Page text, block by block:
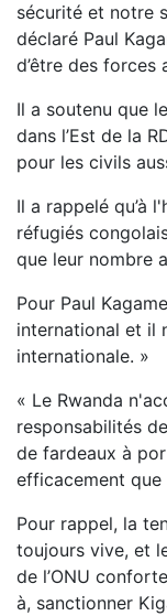
sécurité et notre
déclaré Paul
d’être des forces
Il a soutenu que
dans l’Est de la
pour les civils
Il a rappelé qu’à
réfugiés
que leur nombre
Pour Paul
international et il
internationale. »
« Le Rwanda
responsabilités
de fardeaux à
efficacement
Pour rappel, la
toujours vive, et
de l’ONU
à, sanctionner